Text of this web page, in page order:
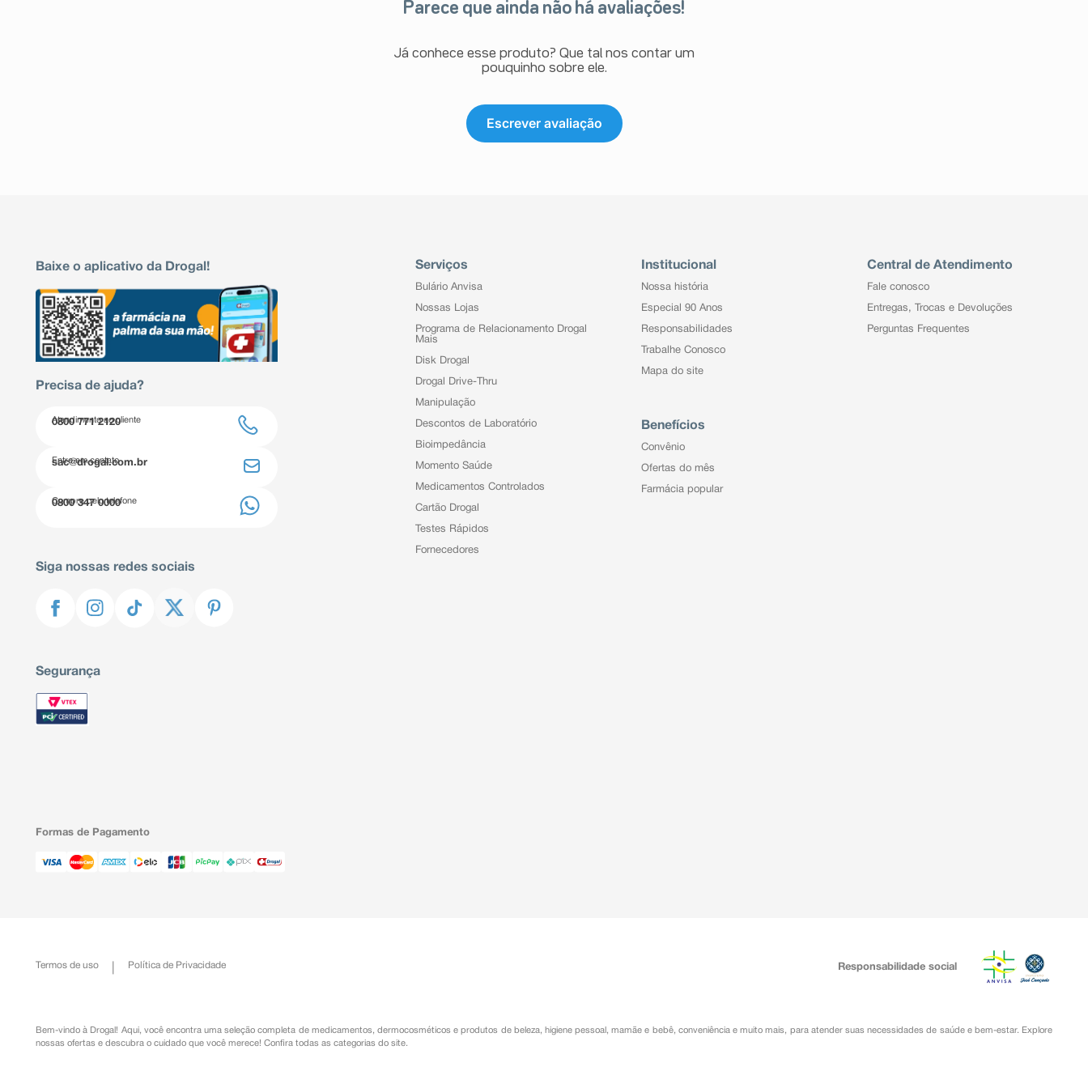
necrólise epidérmica tóxica* (descamação grave da camada superior da pele), retenção
Parece que ainda não há avaliações!
Já conhece esse produto? Que tal nos contar um
pouquinho sobre ele.
Escrever avaliação
Baixe o aplicativo da Drogal!
Precisa de ajuda?
Atendimento ao cliente
0800 771 2120
Entre em contato
sac@drogal.com.br
Compre pelo telefone
0800 347 0000
Siga nossas redes sociais
Segurança
Serviços
Bulário Anvisa
Nossas Lojas
Programa de Relacionamento Drogal
Mais
Disk Drogal
Drogal Drive-Thru
Manipulação
Descontos de Laboratório
Bioimpedância
Momento Saúde
Medicamentos Controlados
Cartão Drogal
Testes Rápidos
Fornecedores
Institucional
Nossa história
Especial 90 Anos
Responsabilidades
Trabalhe Conosco
Mapa do site
Benefícios
Convênio
Ofertas do mês
Farmácia popular
Central de Atendimento
Fale conosco
Entregas, Trocas e Devoluções
Perguntas Frequentes
Formas de Pagamento
Termos de uso Política de Privacidade Responsabilidade social
Bem-vindo à Drogal! Aqui, você encontra uma seleção completa de medicamentos ,dermocosméticos e produtos de beleza, higiene pessoal ,mamãe e bebê, conveniênciae muito mais, para atender suas necessidades de saúde e bem-estar. Explore
nossas ofertas e descubra o cuidado que você merece! Confira todas as categorias do site.